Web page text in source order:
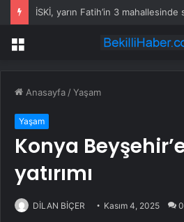
İSKİ, yarın Fatih’in 3
Menü
Anasayfa /Yaşam
Yaşam
Konya
yatırımı
DİLAN BİÇER Kasım 4, 2025 0